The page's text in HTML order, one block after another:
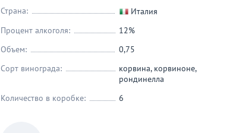
Страна:
Италия
Процент алкоголя:
12%
Объем:
0,75
Сорт винограда:
корвина, корвиноне,
рондинелла
Количество в коробке:
6